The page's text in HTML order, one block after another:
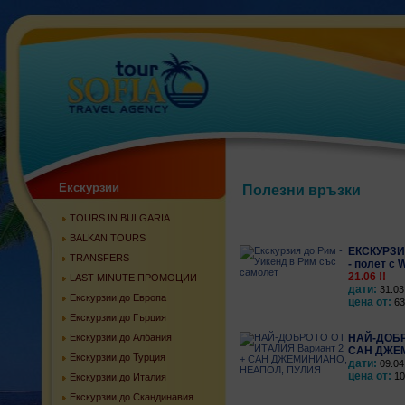
Екскурзии
TOURS IN BULGARIA
BALKAN TOURS
TRANSFERS
LAST MINUTE ПРОМОЦИИ
Екскурзии до Европа
Екскурзии до Гърция
Екскурзии до Албания
Екскурзии до Турция
Екскурзии до Италия
Екскурзии до Скандинавия
Полезни връзки
- полет с
21.06 !!
дати:
цена от:
НАЙ-
САН
дати:
цена от: